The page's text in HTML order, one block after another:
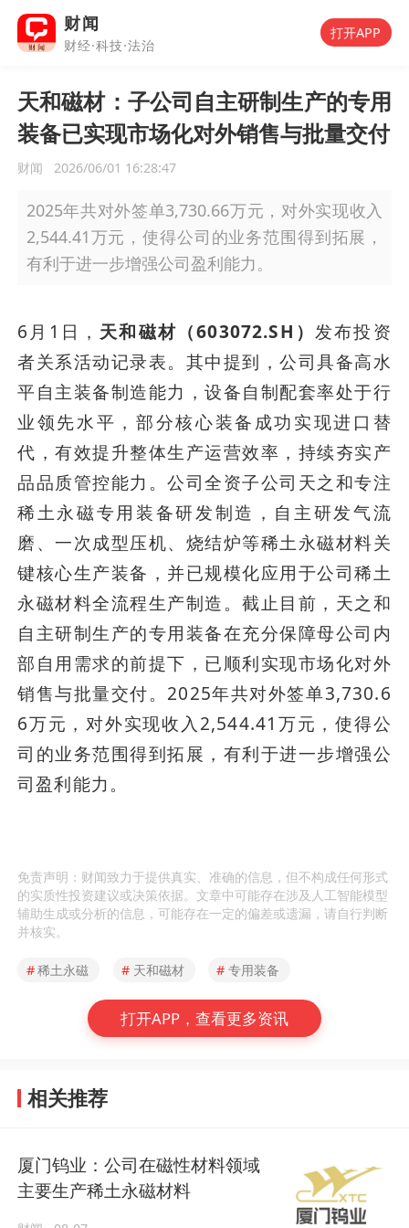
财闻
财经·科技·法治
打开APP
天和磁材：子公司自主研制生产的专用
装备已实现市场化对外销售与批量交付
财闻 2026/06/01 16:28:47
2025年共对外签单3,730.66万元，对外实现收入
2,544.41万元，使得公司的业务范围得到拓展，
有利于进一步增强公司盈利能力。
6月1日， 天和磁材（603072.SH）发布投资
者关系活动记录表。其中提到，公司具备高水
平自主装备制造能力，设备自制配套率处于行
业领先水平，部分核心装备成功实现进口替
代，有效提升整体生产运营效率，持续夯实产
品品质管控能力。公司全资子公司天之和专注
稀土永磁专用装备研发制造，自主研发气流
磨、一次成型压机、烧结炉等稀土永磁材料关
键核心生产装备，并已规模化应用于公司稀土
永磁材料全流程生产制造。截止目前，天之和
自主研制生产的专用装备在充分保障母公司内
部自用需求的前提下，已顺利实现市场化对外
销售与批量交付。2025年共对外签单3,730.6
6万元，对外实现收入2,544.41万元，使得公
司的业务范围得到拓展，有利于进一步增强公
司盈利能力。
免责声明：财闻致力于提供真实、准确的信息，但不构成任何形式
的实质性投资建议或决策依据。文章中可能存在涉及人工智能模型
辅助生成或分析的信息，可能存在一定的偏差或遗漏，请自行判断
并核实。
#稀土永磁 # 天和磁材 # 专用装备
打开APP，查看更多资讯
相关推荐
厦门钨业：公司在磁性材料领域
主要生产稀土永磁材料